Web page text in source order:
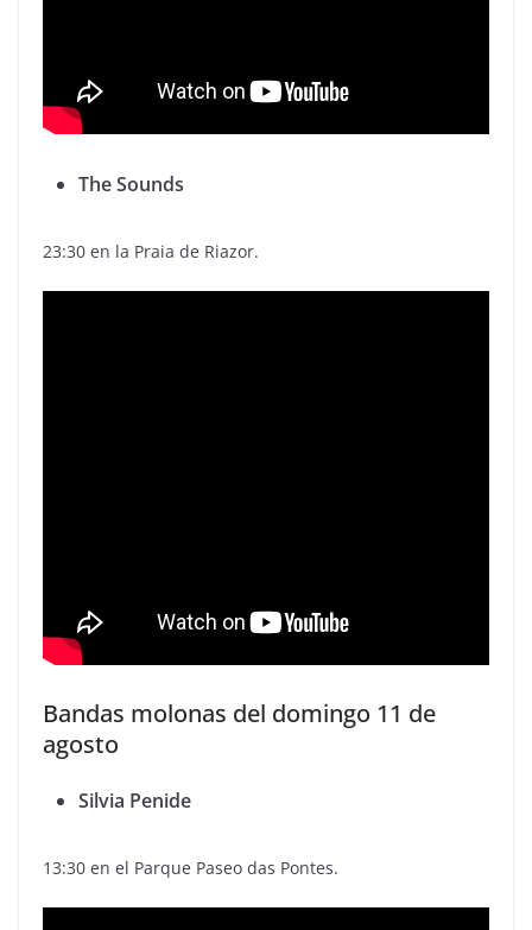
The Sounds
23:30 en la Praia de Riazor.
Bandas molonas del domingo 11 de
agosto
Silvia Penide
13:30 en el Parque Paseo das Pontes.